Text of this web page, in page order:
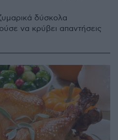
δύσκολα
να κρύβει απαντήσεις